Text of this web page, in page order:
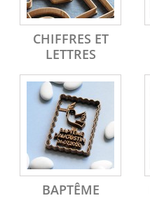
CHIFFRES ET
LETTRES
BAPTÊME